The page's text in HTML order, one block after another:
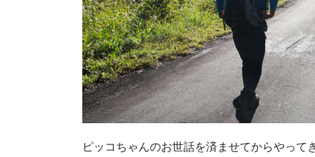
ピッコちゃんのお世話を済ませてからやって